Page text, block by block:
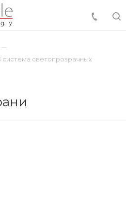
светопрозрачных